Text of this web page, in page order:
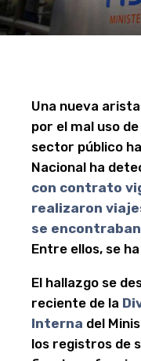
Una nueva
por el mal uso
sector público
Nacional ha
con contrato
realizaron
se
Entre ellos, se
El hallazgo se
reciente de la
Interna del
los registros de